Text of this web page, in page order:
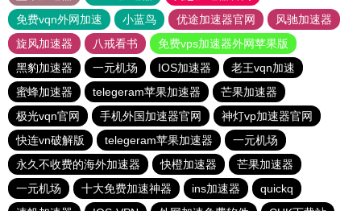
免费vqn外网加速
小蓝鸟 优途加速器官网
风驰加速器
旋风加速器
八戒看书
免费vps加速器外网苹果版
黑豹加速器
一元机场 IOS加速器
老王vqn加速
蜜蜂加速器
telegeram苹果加速器
芒果加速器
极光vqn官网
手机外国加速器官网
神灯vp加速器官网
快连vn破解版
telegeram苹果加速器
一元机场
永久不收费的海外加速器
快橙加速器
芒果加速器
一元机场
十大免费加速神器 ins加速器
quickq